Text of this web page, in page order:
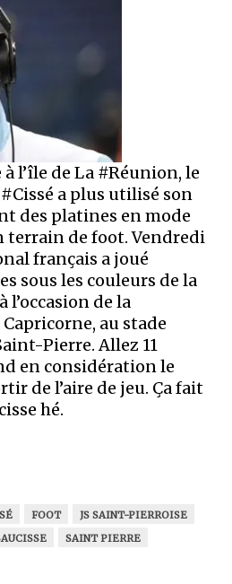
l’île de La #Réunion, le
a plus utilisé son
des platines en mode
terrain de foot. Vendredi
français a joué
sous les couleurs de la
l’occasion de la
au stade
Pierre. Allez 11
en considération le
de l’aire de jeu. Ça fait
hé.
FOOT
JS SAINT-PIERROISE
SAINT PIERRE